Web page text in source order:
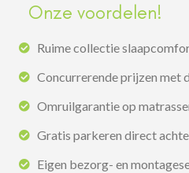
Onze voordelen!
Ruime collectie
Concurrerende prijzen met
Omruilgarantie op
Gratis parkeren direct
Eigen bezorg- en